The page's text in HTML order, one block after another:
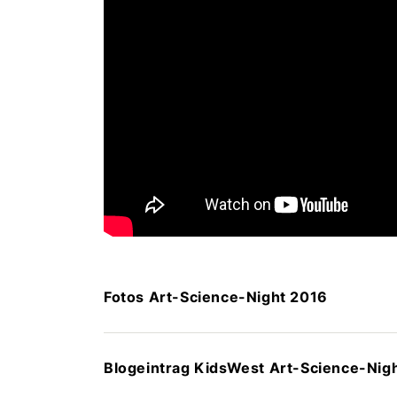
Fotos Art-Science-Night 2016
Blogeintrag KidsWest Art-Science-